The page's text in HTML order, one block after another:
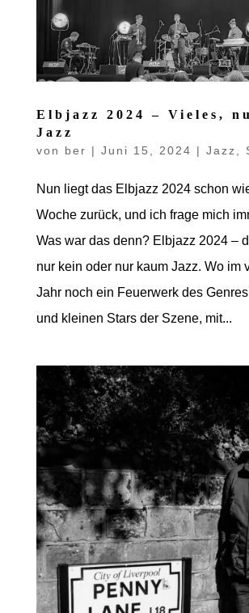
Elbjazz 2024 – Vieles,
Jazz
von ber | Juni 15, 2024 | Jazz
Nun liegt das Elbjazz 2024 schon
Woche zurück, und ich frage mich
Was war das denn? Elbjazz 2024 –
nur kein oder nur kaum Jazz. Wo im
Jahr noch ein Feuerwerk des
und kleinen Stars der Szene, mit...